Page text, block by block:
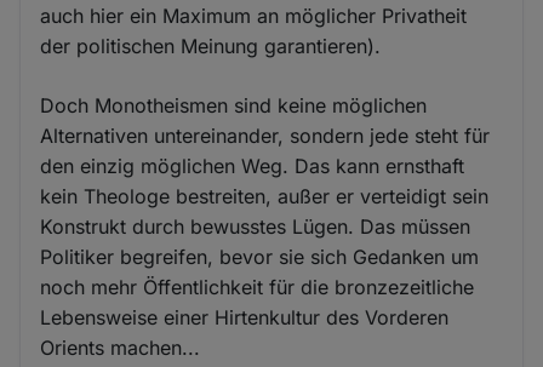
auch hier ein Maximum an möglicher Privatheit
der politischen Meinung garantieren).
Doch Monotheismen sind keine möglichen
Alternativen untereinander, sondern jede steht für
den einzig möglichen Weg. Das kann ernsthaft
kein Theologe bestreiten, außer er verteidigt sein
Konstrukt durch bewusstes Lügen. Das müssen
Politiker begreifen, bevor sie sich Gedanken um
noch mehr Öffentlichkeit für die bronzezeitliche
Lebensweise einer Hirtenkultur des Vorderen
Orients machen...